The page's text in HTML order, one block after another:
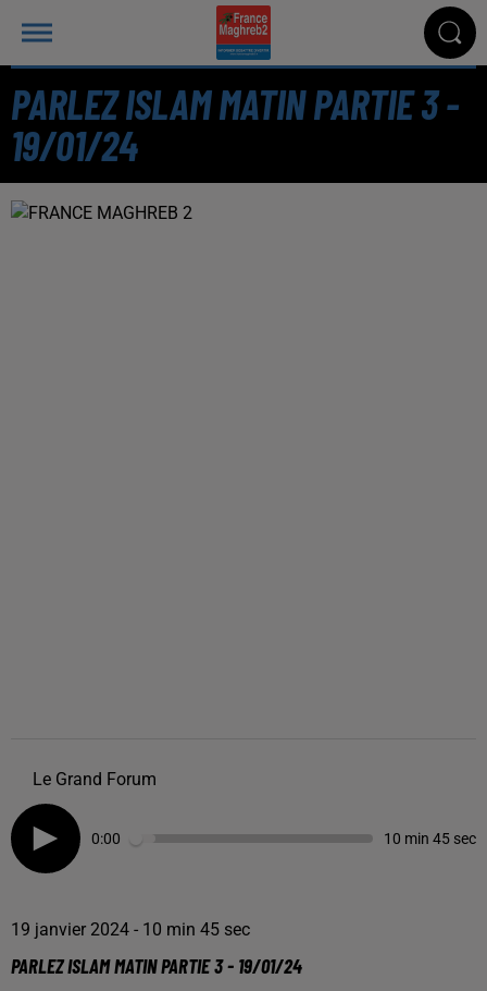
PARLEZ ISLAM MATIN PARTIE 3 -
19/01/24
Le Grand Forum
0:00 10 min 45 sec
19 janvier 2024 - 10 min 45 sec
PARLEZ ISLAM MATIN PARTIE 3 - 19/01/24